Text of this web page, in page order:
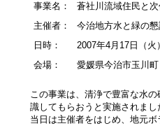
事業名：
蒼社川流域住民と
主催者：
今治地方水と緑の
日時：
2007年4月17日（火）
会場：
愛媛県今治市玉川
この事業は、清浄で豊富な水
識してもらおうと実施されまし
当日は主催者をはじめ、地元